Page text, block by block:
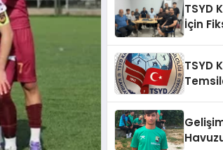
TSYD
İçin
TSYD
Cup”